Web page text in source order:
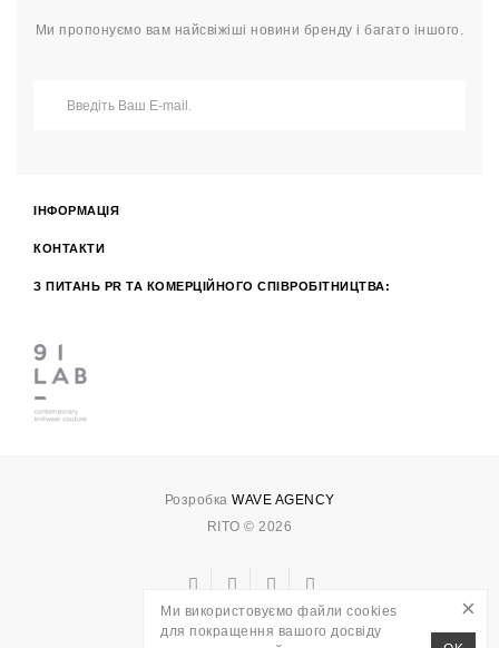
Ми пропонуємо вам найсвіжіші новини бренду і багато іншого.
ІНФОРМАЦІЯ
КОНТАКТИ
З ПИТАНЬ PR ТА КОМЕРЦІЙНОГО СПІВРОБІТНИЦТВА:
Розробка WAVE AGENCY
RITO © 2026
Ми використовуємо файли cookies
для покращення вашого досвіду
×